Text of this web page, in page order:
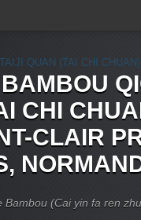
CHI
CLAIR
(Cai yin fa ren